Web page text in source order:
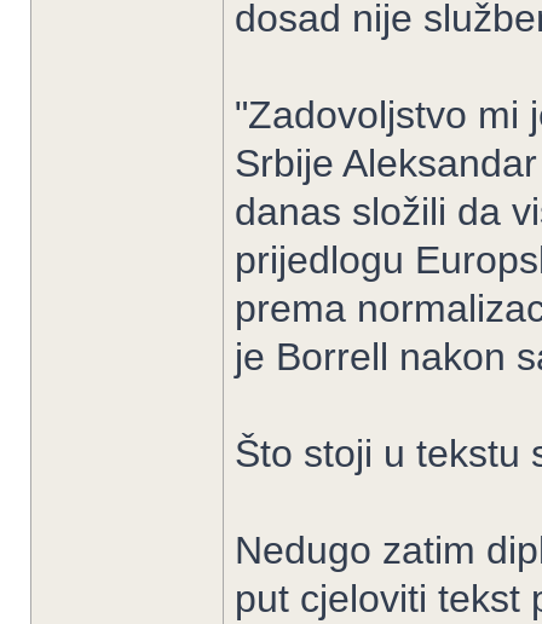
dosad nije
"Zadovoljstvo mi
Srbije
danas složili da
prijedlogu
prema
je Borrell nakon
Što stoji u tekstu
Nedugo zatim
put cjeloviti tekst